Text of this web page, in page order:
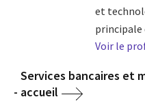
et
principale
Voir le
Services bancaires et
- accueil